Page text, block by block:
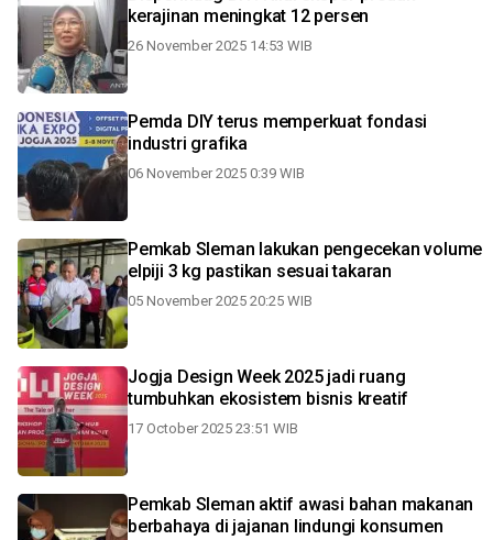
kerajinan meningkat 12 persen
26 November 2025 14:53 WIB
Pemda DIY terus memperkuat fondasi
industri grafika
06 November 2025 0:39 WIB
Pemkab Sleman lakukan pengecekan volume
elpiji 3 kg pastikan sesuai takaran
05 November 2025 20:25 WIB
Jogja Design Week 2025 jadi ruang
tumbuhkan ekosistem bisnis kreatif
17 October 2025 23:51 WIB
Pemkab Sleman aktif awasi bahan makanan
berbahaya di jajanan lindungi konsumen